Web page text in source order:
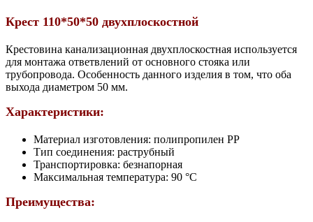
Крест 110*50*50 двухплоскостной
Крестовина канализационная двухплоскостная используется
для монтажа ответвлений от основного стояка или
трубопровода. Особенность данного изделия в том, что оба
выхода диаметром 50 мм.
Характеристики:
Материал изготовления: полипропилен PP
Тип соединения: раструбный
Транспортировка: безнапорная
Максимальная температура: 90 °С
Преимущества: